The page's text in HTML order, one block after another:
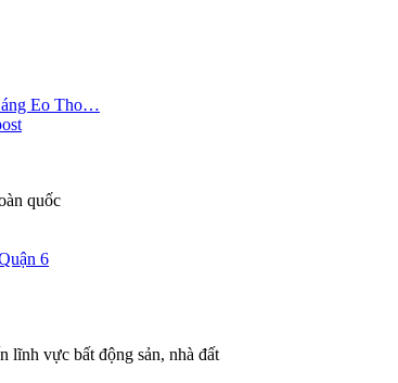
Eo Tho…
quốc
6
lĩnh vực bất động sản, nhà đất